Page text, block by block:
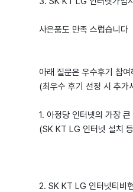
사은품도 만족 스럽습니다
아래 질문은 우수후기 참
(최우수 후기 선정 시 추가
1. 아정당 인터넷의 가장
(SK KT LG 인터넷 설치
2. SK KT LG 인터넷티비